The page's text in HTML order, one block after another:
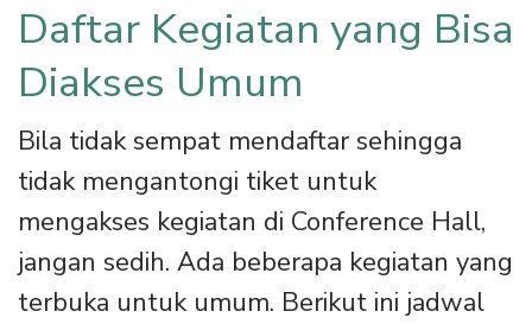
Daftar Kegiatan yang Bisa
Diakses Umum
Bila tidak sempat mendaftar sehingga
tidak mengantongi tiket untuk
mengakses kegiatan di Conference Hall,
jangan sedih. Ada beberapa kegiatan yang
terbuka untuk umum. Berikut ini jadwal